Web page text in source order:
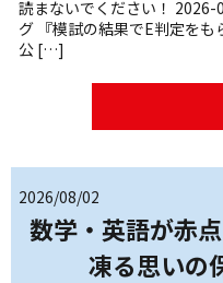
読まないでください！ 2026-
グ 『模試の結果でE判定を
公 […]
2026/08/02
数学・英語が赤
凍る思いの